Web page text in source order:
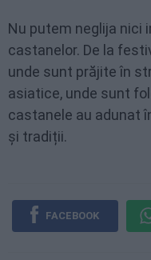
Nu putem neglija nici
castanelor. De la
unde sunt prăjite în
asiatice, unde sunt
castanele au adunat
și tradiții.
FACEBOOK